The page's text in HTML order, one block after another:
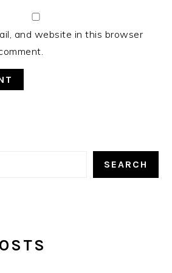
and website in this browser
SEARCH